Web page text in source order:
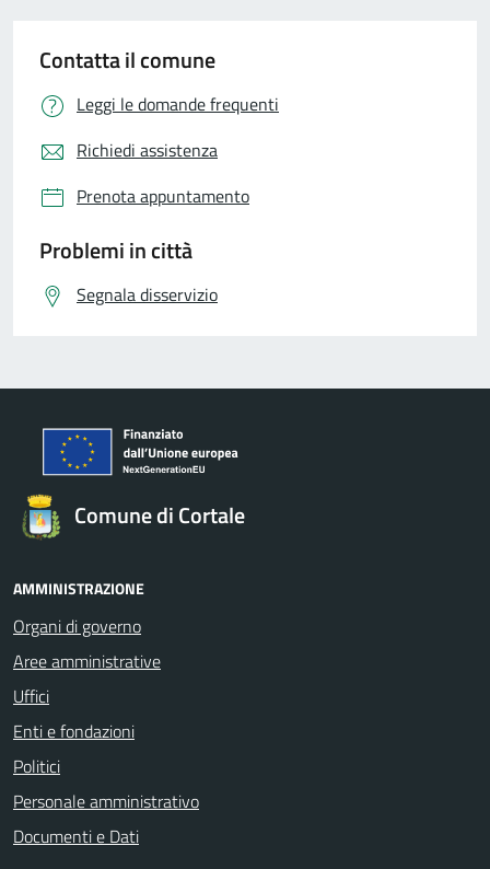
Contatta il comune
Leggi le domande frequenti
Richiedi assistenza
Prenota appuntamento
Problemi in città
Segnala disservizio
Comune di Cortale
AMMINISTRAZIONE
Organi di governo
Aree amministrative
Uffici
Enti e fondazioni
Politici
Personale amministrativo
Documenti e Dati